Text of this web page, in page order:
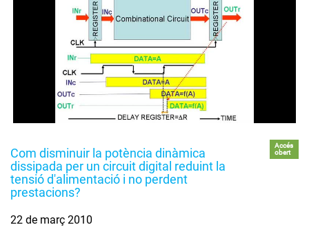
Com disminuir la potència dinàmica
dissipada per un circuit digital reduint la
tensió d'alimentació i no perdent
prestacions?
Accés
obert
22 de març 2010